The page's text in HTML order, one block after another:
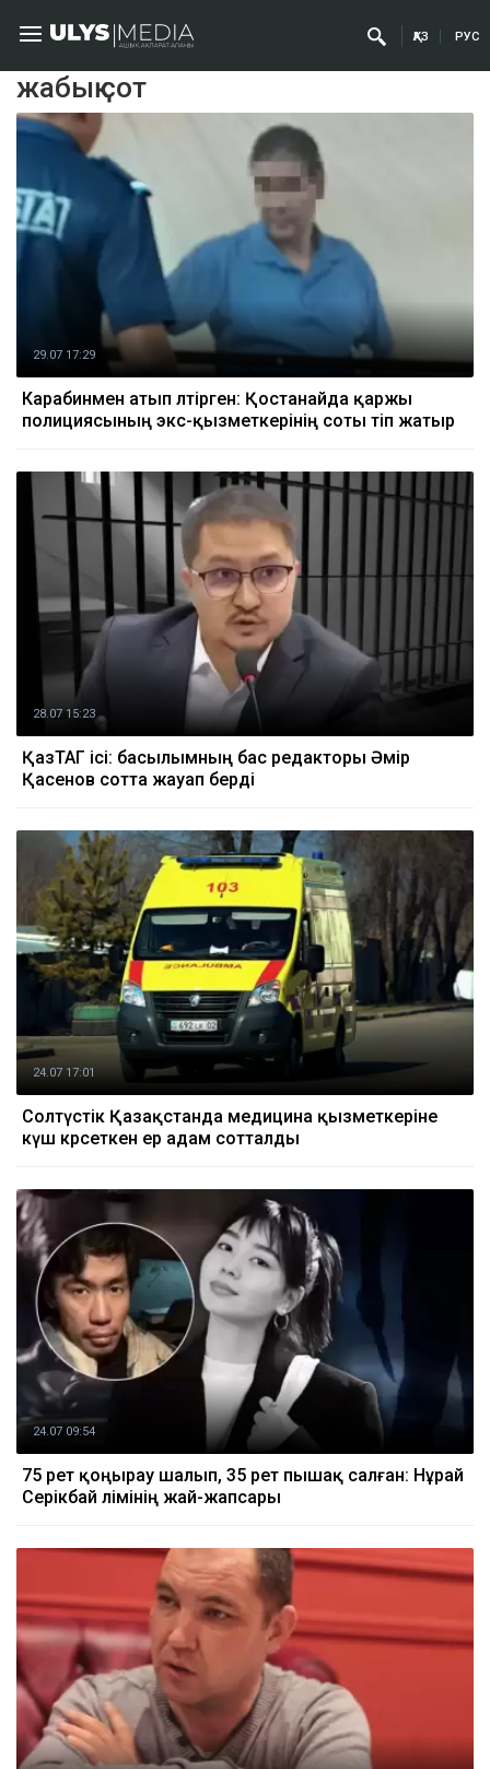
ҚАЗ РУС
жабық сот
29.07 17:29
Карабинмен атып өлтірген: Қостанайда қаржы
полициясының экс-қызметкерінің соты өтіп жатыр
28.07 15:23
ҚазТАГ ісі: басылымның бас редакторы Әмір
Қасенов сотта жауап берді
24.07 17:01
Солтүстік Қазақстанда медицина қызметкеріне
күш көрсеткен ер адам сотталды
24.07 09:54
75 рет қоңырау шалып, 35 рет пышақ салған: Нұрай
Серікбай өлімінің жай-жапсары